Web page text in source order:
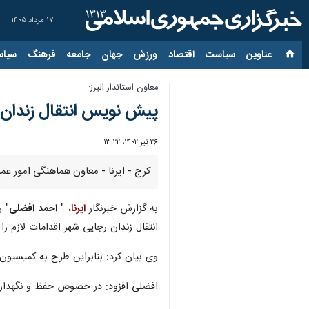
۱۷ مرداد ۱۴۰۵
عناوین‌ سیاست اقتصاد ورزش جهان جامعه فرهنگ
معاون استاندار البرز:
پیش نویس انتقال
۲۶ تیر ۱۴۰۲، ۱۳:۲۲